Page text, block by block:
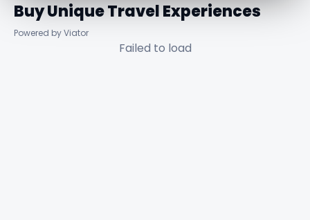
Buy Unique Travel Experiences
Powered by Viator
Failed to load